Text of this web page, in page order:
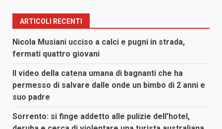
articoli
ARTICOLI RECENTI
Nicola Musiani ucciso a calci e pugni in strada,
fermati quattro giovani
Il video della catena umana di bagnanti che ha
permesso di salvare dalle onde un bimbo di 2 anni e
suo padre
Sorrento: si finge addetto alle pulizie dell’hotel,